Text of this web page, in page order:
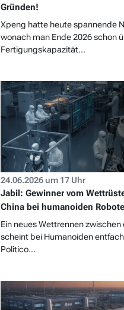
Gründen!
Xpeng hatte heute spannende
wonach man Ende 2026 schon
Fertigungskapazität...
24.06.2026 um 17 Uhr
Jabil: Gewinner vom
China bei humanoiden
Ein neues Wettrennen zwischen
scheint bei Humanoiden
Politico...